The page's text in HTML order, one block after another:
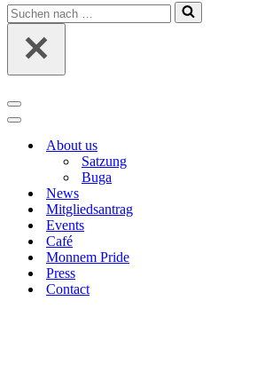
Suchen
nach …
Navigations-
Menü
Navigations-
About us
Satzung
Buga
News
Mitgliedsantrag
Events
Café
Monnem Pride
Press
Contact